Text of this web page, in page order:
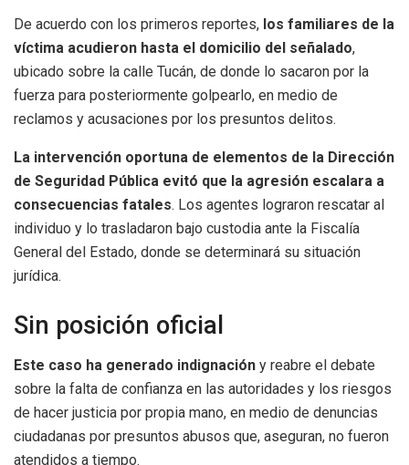
De acuerdo con los primeros reportes, los familiares de la
víctima acudieron hasta el domicilio del señalado,
ubicado sobre la calle Tucán, de donde lo sacaron por la
fuerza para posteriormente golpearlo, en medio de
reclamos y acusaciones por los presuntos delitos.
La intervención oportuna de elementos de la Dirección
de Seguridad Pública evitó que la agresión escalara a
consecuencias fatales. Los agentes lograron rescatar al
individuo y lo trasladaron bajo custodia ante la Fiscalía
General del Estado, donde se determinará su situación
jurídica.
Sin posición oficial
Este caso ha generado indignación y reabre el debate
sobre la falta de confianza en las autoridades y los riesgos
de hacer justicia por propia mano, en medio de denuncias
ciudadanas por presuntos abusos que, aseguran, no fueron
atendidos a tiempo.